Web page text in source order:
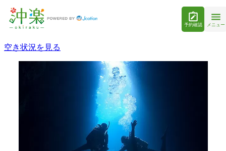
予約確認 メニュー
空き状況を見る